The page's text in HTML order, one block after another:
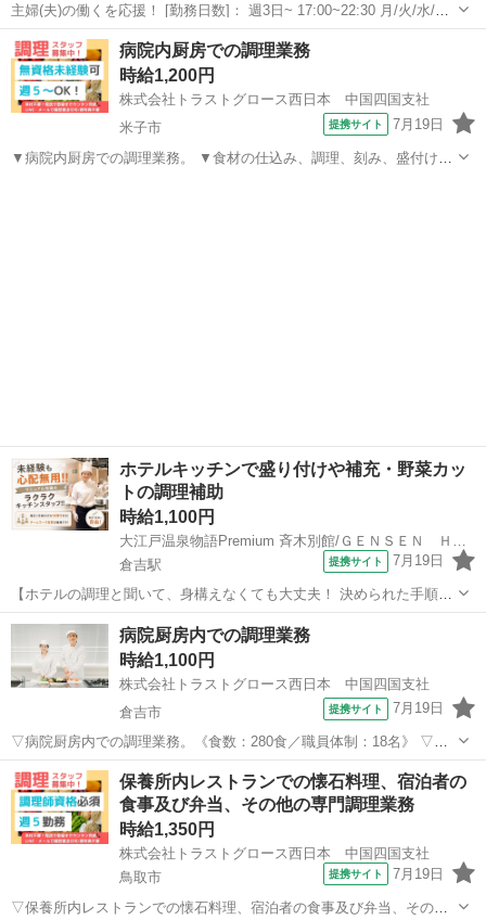
主婦(夫)の働くを応援！ [勤務日数]： 週3日~ 17:00~22:30 月/火/水/木/
金/土/日 などから選べます [勤務地・最寄駅]： 鳥取県米子市糀町2丁目
200 ホテルルートイン米子 米子駅徒歩10分 [職...
鳥取 米子市 キッチン
病院内厨房での調理業務
時給1,200円
株式会社トラストグロース西日本 中国四国支社
米子市
提携サイト 7月19日
▼病院内厨房での調理業務。 ▼食材の仕込み、調理、刻み、盛付け、
ホテルキッチンで盛り付けや補充・野菜カッ
トの調理補助
時給1,100円
倉吉駅
提携サイト 7月19日
【ホテルの調理と聞いて、身構えなくても大丈夫！ 決められた手順に
沿って進める、覚えやすいキッチンのお仕事です】 ホテルのキッチン
と聞くと、「料理の経験が必要そう」「専門的で難しそう」と思われ
るかもしれません。 しかし、当...
鳥取 東伯郡 倉吉駅 キッチン
病院厨房内での調理業務
時給1,100円
株式会社トラストグロース西日本 中国四国支社
倉吉市
提携サイト 7月19日
▽病院厨房内での調理業務。《食数：280食／職員体制：18名》 ▽調
理、切込み、盛付け、配膳、洗浄 等。 ※カットは機械(スライサー)
も使用するので、包丁の苦手な方も安心！ ▽制服：貸与あり。 ※採用
後、入職前に検便の提出必...
鳥取 倉吉市 キッチン
保養所内レストランでの懐石料理、宿泊者の
食事及び弁当、その他の専門調理業務
時給1,350円
株式会社トラストグロース西日本 中国四国支社
鳥取市
提携サイト 7月19日
▽保養所内レストランでの懐石料理、宿泊者の食事及び弁当、その他